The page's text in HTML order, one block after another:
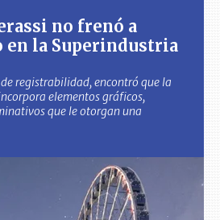
no frenó a
en la Superindustria
de registrabilidad, encontró que la
elementos gráficos,
que le otorgan una